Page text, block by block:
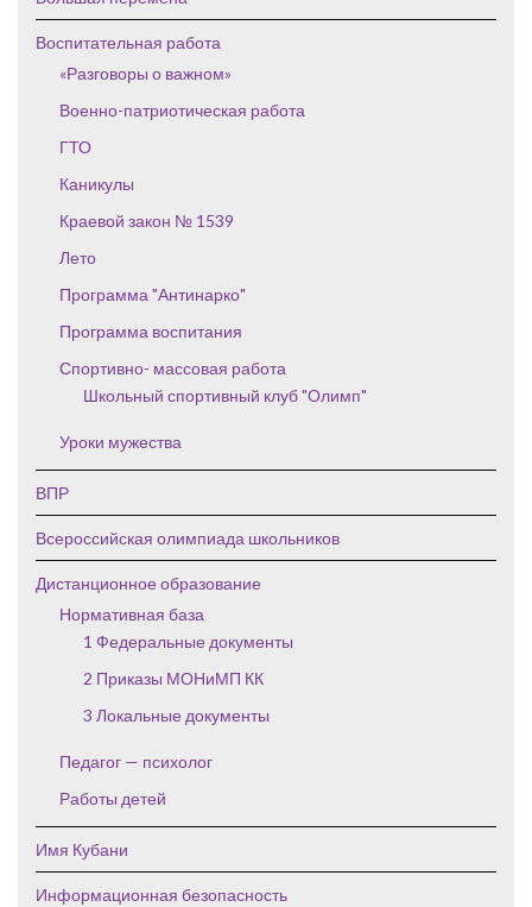
Воспитательная работа
«Разговоры о важном»
Военно-патриотическая работа
ГТО
Каникулы
Краевой закон № 1539
Лето
Программа "Антинарко"
Программа воспитания
Спортивно- массовая работа
Школьный спортивный клуб "Олимп"
Уроки мужества
ВПР
Всероссийская олимпиада школьников
Дистанционное образование
Нормативная база
1 Федеральные документы
2 Приказы МОНиМП КК
3 Локальные документы
Педагог — психолог
Работы детей
Имя Кубани
Информационная безопасность